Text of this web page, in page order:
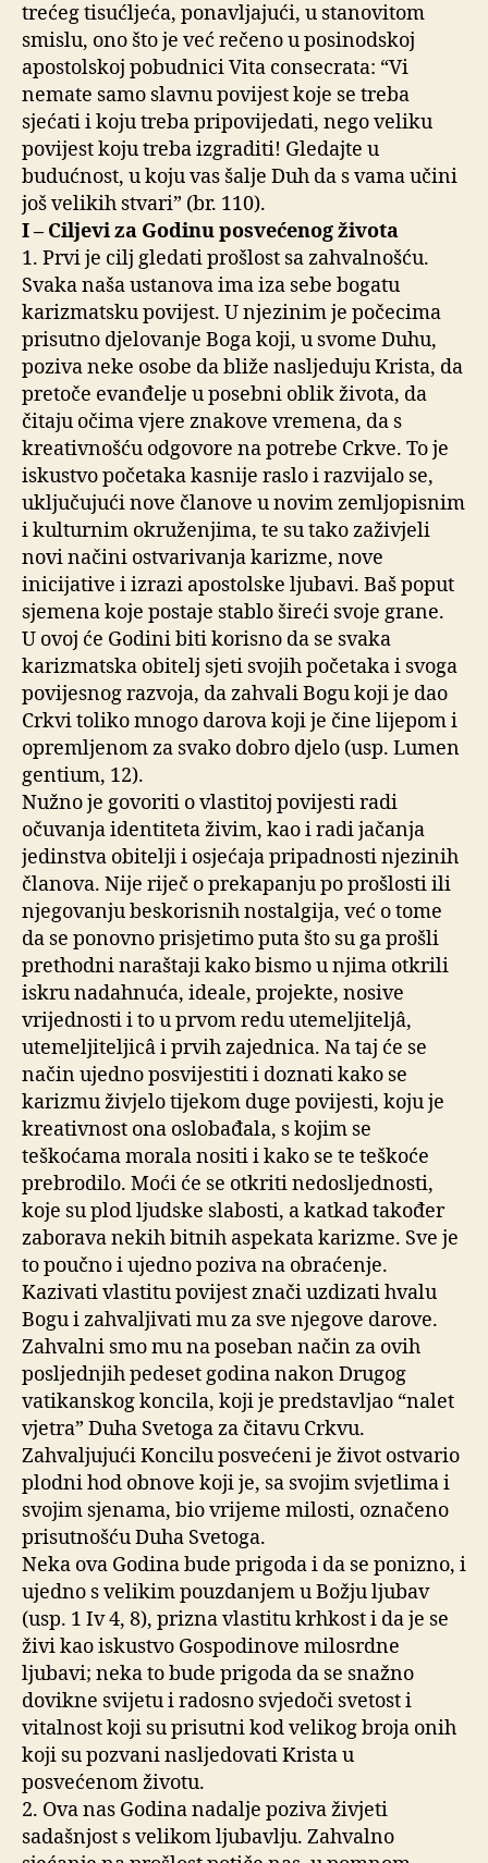
trećeg tisućljeća, ponavljajući, u stanovitom
smislu, ono što je već rečeno u posinodskoj
apostolskoj pobudnici Vita consecrata: “Vi
nemate samo slavnu povijest koje se treba
sjećati i koju treba pripovijedati, nego veliku
povijest koju treba izgraditi! Gledajte u
budućnost, u koju vas šalje Duh da s vama učini
još velikih stvari” (br. 110).
I – Ciljevi za Godinu posvećenog života
1. Prvi je cilj gledati prošlost sa zahvalnošću.
Svaka naša ustanova ima iza sebe bogatu
karizmatsku povijest. U njezinim je počecima
prisutno djelovanje Boga koji, u svome Duhu,
poziva neke osobe da bliže nasljeduju Krista, da
pretoče evanđelje u posebni oblik života, da
čitaju očima vjere znakove vremena, da s
kreativnošću odgovore na potrebe Crkve. To je
iskustvo početaka kasnije raslo i razvijalo se,
uključujući nove članove u novim zemljopisnim
i kulturnim okruženjima, te su tako zaživjeli
novi načini ostvarivanja karizme, nove
inicijative i izrazi apostolske ljubavi. Baš poput
sjemena koje postaje stablo šireći svoje grane.
U ovoj će Godini biti korisno da se svaka
karizmatska obitelj sjeti svojih početaka i svoga
povijesnog razvoja, da zahvali Bogu koji je dao
Crkvi toliko mnogo darova koji je čine lijepom i
opremljenom za svako dobro djelo (usp. Lumen
gentium, 12).
Nužno je govoriti o vlastitoj povijesti radi
očuvanja identiteta živim, kao i radi jačanja
jedinstva obitelji i osjećaja pripadnosti njezinih
članova. Nije riječ o prekapanju po prošlosti ili
njegovanju beskorisnih nostalgija, već o tome
da se ponovno prisjetimo puta što su ga prošli
prethodni naraštaji kako bismo u njima otkrili
iskru nadahnuća, ideale, projekte, nosive
vrijednosti i to u prvom redu utemeljiteljâ,
utemeljiteljicâ i prvih zajednica. Na taj će se
način ujedno posvijestiti i doznati kako se
karizmu živjelo tijekom duge povijesti, koju je
kreativnost ona oslobađala, s kojim se
teškoćama morala nositi i kako se te teškoće
prebrodilo. Moći će se otkriti nedosljednosti,
koje su plod ljudske slabosti, a katkad također
zaborava nekih bitnih aspekata karizme. Sve je
to poučno i ujedno poziva na obraćenje.
Kazivati vlastitu povijest znači uzdizati hvalu
Bogu i zahvaljivati mu za sve njegove darove.
Zahvalni smo mu na poseban način za ovih
posljednjih pedeset godina nakon Drugog
vatikanskog koncila, koji je predstavljao “nalet
vjetra” Duha Svetoga za čitavu Crkvu.
Zahvaljujući Koncilu posvećeni je život ostvario
plodni hod obnove koji je, sa svojim svjetlima i
svojim sjenama, bio vrijeme milosti, označeno
prisutnošću Duha Svetoga.
Neka ova Godina bude prigoda i da se ponizno, i
ujedno s velikim pouzdanjem u Božju ljubav
(usp. 1 Iv 4, 8), prizna vlastitu krhkost i da je se
živi kao iskustvo Gospodinove milosrdne
ljubavi; neka to bude prigoda da se snažno
dovikne svijetu i radosno svjedoči svetost i
vitalnost koji su prisutni kod velikog broja onih
koji su pozvani nasljedovati Krista u
posvećenom životu.
2. Ova nas Godina nadalje poziva živjeti
sadašnjost s velikom ljubavlju. Zahvalno